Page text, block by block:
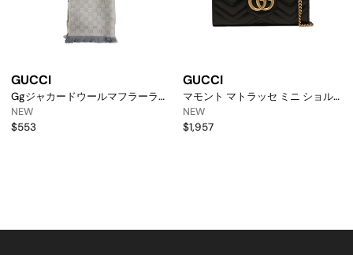
GUCCI
Ggジャカードウールマフラーライ
トブルーグレー
8485073g2009969 158752155
NEW
$553
GUCCI
マモント マトラッセ ミニ ショル
ダー&クロスバッグ ブラック
474575 Dtd1t 1000 158752044
NEW
$1,957